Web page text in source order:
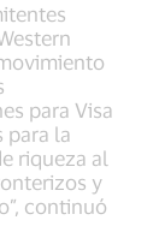
para Visa
para la
riqueza al
y
continuó